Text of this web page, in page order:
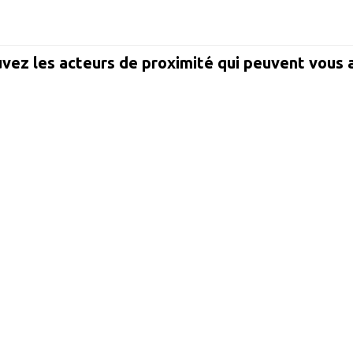
les acteurs de proximité qui peuvent vous